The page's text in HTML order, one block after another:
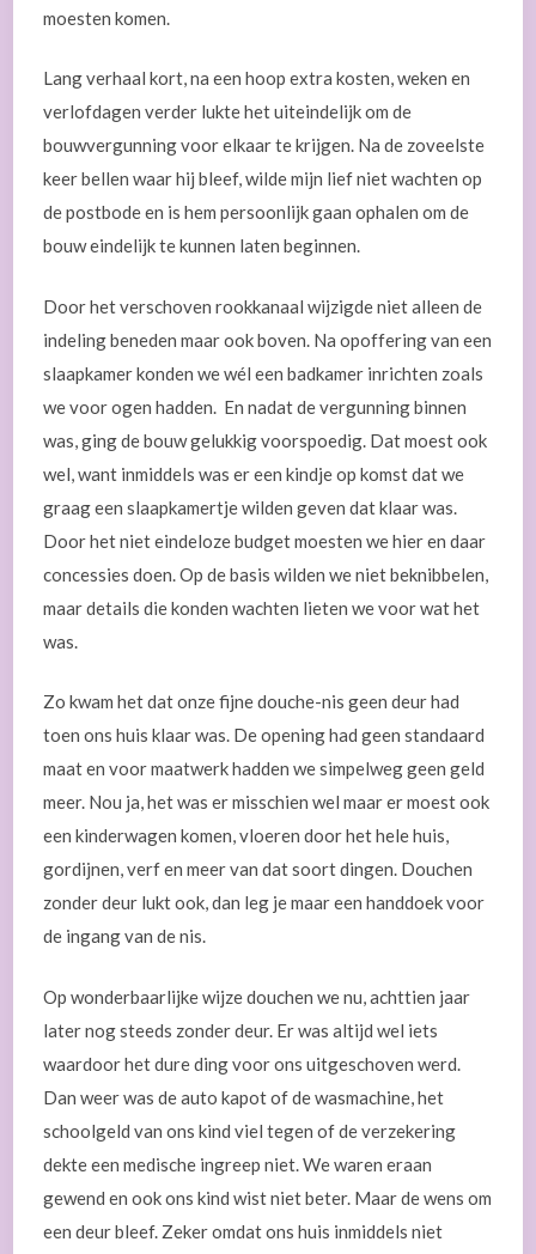
moesten komen.
Lang verhaal kort, na een hoop extra kosten, weken en
verlofdagen verder lukte het uiteindelijk om de
bouwvergunning voor elkaar te krijgen. Na de zoveelste
keer bellen waar hij bleef, wilde mijn lief niet wachten op
de postbode en is hem persoonlijk gaan ophalen om de
bouw eindelijk te kunnen laten beginnen.
Door het verschoven rookkanaal wijzigde niet alleen de
indeling beneden maar ook boven. Na opoffering van een
slaapkamer konden we wél een badkamer inrichten zoals
we voor ogen hadden. En nadat de vergunning binnen
was, ging de bouw gelukkig voorspoedig. Dat moest ook
wel, want inmiddels was er een kindje op komst dat we
graag een slaapkamertje wilden geven dat klaar was.
Door het niet eindeloze budget moesten we hier en daar
concessies doen. Op de basis wilden we niet beknibbelen,
maar details die konden wachten lieten we voor wat het
was.
Zo kwam het dat onze fijne douche-nis geen deur had
toen ons huis klaar was. De opening had geen standaard
maat en voor maatwerk hadden we simpelweg geen geld
meer. Nou ja, het was er misschien wel maar er moest ook
een kinderwagen komen, vloeren door het hele huis,
gordijnen, verf en meer van dat soort dingen. Douchen
zonder deur lukt ook, dan leg je maar een handdoek voor
de ingang van de nis.
Op wonderbaarlijke wijze douchen we nu, achttien jaar
later nog steeds zonder deur. Er was altijd wel iets
waardoor het dure ding voor ons uitgeschoven werd.
Dan weer was de auto kapot of de wasmachine, het
schoolgeld van ons kind viel tegen of de verzekering
dekte een medische ingreep niet. We waren eraan
gewend en ook ons kind wist niet beter. Maar de wens om
een deur bleef. Zeker omdat ons huis inmiddels niet